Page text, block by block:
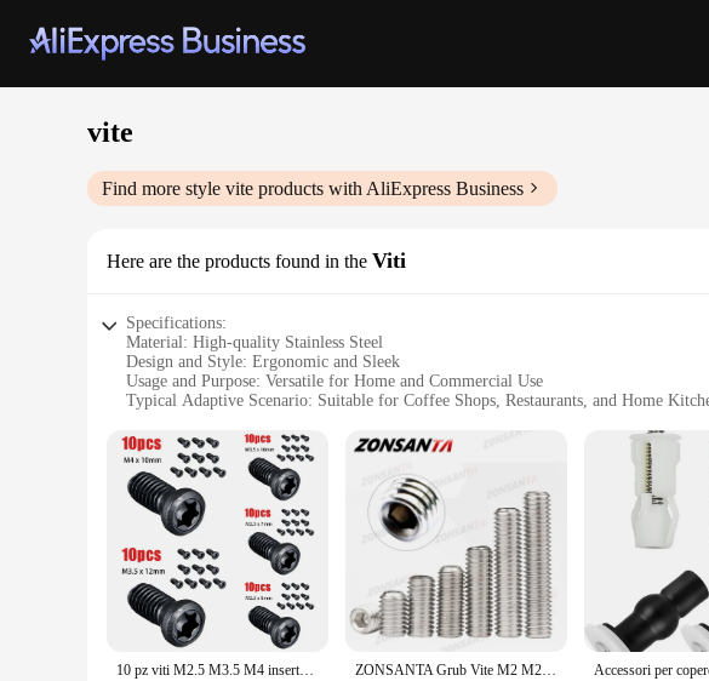
vite
Find more style vite products with AliExpress Business
Here are the products found in the Viti
Specifications:
Material: High-quality Stainless Steel
Design and Style: Ergonomic and Sleek
Usage and Purpose: Versatile for Home and Commercial Use
Typical Adaptive Scenario: Suitable for Coffee Shops, Restaurants, and Home
Performance and Property: Durable and Efficient for Brewing
Features:
**Optimized for Performance**
The vite Viti is a testament to the perfect blend of functionality and style. Crafted
and home settings. Its ergonomic design ensures a comfortable grip, allowing for
kitchen or coffee shop countertop, without sacrificing efficiency or performance.
**Versatile and User-Friendly**
Whether you're a seasoned barista or a coffee enthusiast, the vite Viti is an
valuable asset for vendors and suppliers looking to offer their customers a
go-to choice for those who value both aesthetics and functionality.
10 pz viti M2.5 M3.5 M4 inserto tornio CNC viti Torx acciaio al carburo per inserti in metallo duro strumenti materiali lunga durata ZONSANTA Grub Vite M2 M2.5 M3 M4 M5 M6 M8 DIN916 304 in acciaio Esagonale Esagono Incassato Allen Tazza FAI DA TE set di maniglie delle Porte Bullone